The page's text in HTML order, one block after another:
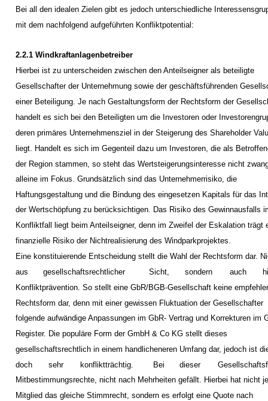
Bei all den idealen Zielen gibt es jedoch unterschiedliche
mit dem nachfolgend aufgeführten Konfliktpotential:
2.2.1 Windkraftanlagenbetreiber
Hierbei ist zu unterscheiden zwischen den Anteilseigner als beteiligte
Gesellschafter der Unternehmung sowie der geschäftsführenden
einer Beteiligung. Je nach Gestaltungsform der Rechtsform der
handelt es sich bei den Beteiligten um die Investoren oder
deren primäres Unternehmensziel in der Steigerung des Shareholder
liegt. Handelt es sich im Gegenteil dazu um Investoren, die als
der Region stammen, so steht das Wertsteigerungsinteresse nicht
alleine im Fokus. Grundsätzlich sind das Unternehmerrisiko, die
Haftungsgestaltung und die Bindung des eingesetzen Kapitals für das
der Wertschöpfung zu berücksichtigen. Das Risiko des Gewinnausfalls
Konfliktfall liegt beim Anteilseigner, denn im Zweifel der Eskalation trägt
finanzielle Risiko der Nichtrealisierung des Windparkprojektes.
Eine konstituierende Entscheidung stellt die Wahl der Rechtsform dar.
aus
gesellschaftsrechtlicher Sicht, sondern auch
Konfliktprävention. So stellt eine GbR/BGB-Gesellschaft keine
Rechtsform dar, denn mit einer gewissen Fluktuation der Gesellschafter
folgende aufwändige Anpassungen im GbR- Vertrag und Korrekturen im
Register. Die populäre Form der GmbH & Co KG stellt dieses
gesellschaftsrechtlich in einem handlicheneren Umfang dar, jedoch ist
doch
sehr konfliktträchtig. Bei dieser
Mitbestimmungsrechte, nicht nach Mehrheiten gefällt. Hierbei hat nicht
Mitglied das gleiche Stimmrecht, sondern es erfolgt eine Quote nach